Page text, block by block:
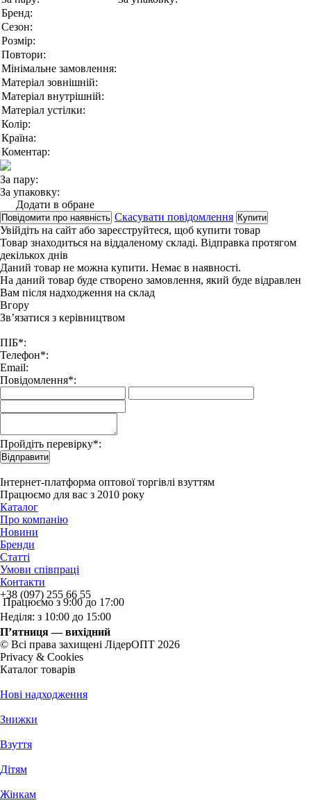
Бренд:
Сезон:
Розмір:
Повтори:
Мінімальне замовлення:
Матеріал зовнішній:
Матеріал внутрішній:
Матеріал устілки:
Колір:
Країна:
Коментар:
За пару:
За упаковку:
Додати в обране
Повідомити про наявність Скасувати повідомлення Купити
Увійдіть на сайт або зареєструйтеся, щоб купити товар
Товар знаходиться на віддаленому складі. Відправка протягом
декількох днів
Даний товар не можна купити. Немає в наявності.
На даний товар буде створено замовлення, який буде відравлен
Вам після надходження на склад
Вгору
Зв’язатися з керівництвом
ПІБ*:
Телефон*:
Email:
Повідомлення*:
Пройдіть перевірку*:
Відправити
Інтернет-платформа оптової торгівлі взуттям
Працюємо для вас з 2010 року
Каталог
Про компанію
Новини
Бренди
Статті
Умови співпраці
Контакти
+38 (097) 255 66 55
Працюємо з 9:00 до 17:00
Неділя: з 10:00 до 15:00
П’ятниця — вихідний
© Всі права захищені ЛідерОПТ 2026
Privacy & Cookies
Каталог товарів
Нові надходження
Знижки
Взуття
Дітям
Жінкам